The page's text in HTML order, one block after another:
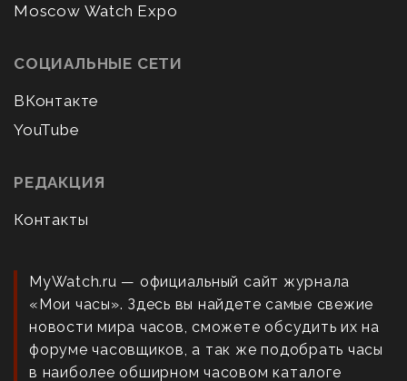
Moscow Watch Expo
СОЦИАЛЬНЫЕ СЕТИ
ВКонтакте
YouTube
РЕДАКЦИЯ
Контакты
MyWatch.ru — официальный сайт журнала
«Мои часы». Здесь вы найдете самые свежие
новости мира часов, сможете обсудить их на
форуме часовщиков, а так же подобрать часы
в наиболее обширном часовом каталоге